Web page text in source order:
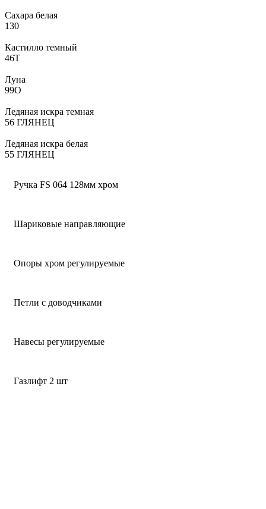
Сахара белая
130
Кастилло темный
46Т
Луна
99О
Ледяная искра темная
56 ГЛЯНЕЦ
Ледяная искра белая
55 ГЛЯНЕЦ
Ручка FS 064 128мм хром
Шариковые направляющие
Опоры хром регулируемые
Петли с доводчиками
Навесы регулируемые
Газлифт 2 шт